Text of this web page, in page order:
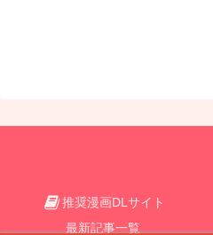
推奨漫画DLサイト
最新記事一覧